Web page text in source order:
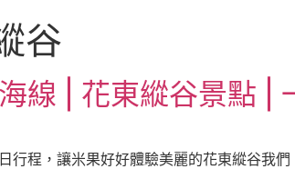
谷
海線 | 花東縱谷景點 |
行程，讓米果好好體驗美麗的花東縱谷我